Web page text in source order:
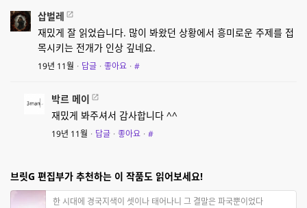
삽벌레
재밌게 잘 읽었습니다. 많이 봐왔던 상황에서 흥미로운 주제를 접
목시키는 전개가 인상 깊네요.
19년 11월 · 답글 · 좋아요 · #
박르 메이
재밌게 봐주셔서 감사합니다 ^^
19년 11월 · 답글 · 좋아요 · #
브릿G 편집부가 추천하는 이 작품도 읽어보세요!
한 시대에 경국지색이 셋이나 태어나니 그 결말은 파국뿐이었다